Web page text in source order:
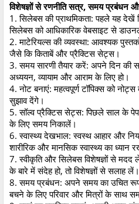
विशेषज्ञों से रणनीति सत्र, समय प्रबंधन
1. सिलेबस की प्राथमिकता: पहले यह देखें
सिलेबस को आधिकारिक वेबसाइट से
2. माटेरियल्स की व्यवस्था: आवश्यक
जैसे कि किताबें और प्रैक्टिस सेट्स।
3. समय सारणी तैयार करें: अपने दिन की
अध्ययन, व्यायाम और आराम के लिए हो।
4. नोट बनाएं: महत्वपूर्ण टॉपिक्स को
सुझाव देंगे।
5. सॉल्व प्रैक्टिस सेट्स: पिछले साल के
के लिए समय निकालें।
6. स्वास्थ्य देखभाल: स्वस्थ आहार और
शारीरिक और मानसिक स्वास्थ्य का ध्यान
7. स्वीकृति और सिलेबस विशेषज्ञों से मदद
के बारे में संदेह हो, तो विशेषज्ञों से सलाह लें।
8. समय प्रबंधन: अपने समय का उचित
बचने के लिए परिवार और मित्रों के साथ